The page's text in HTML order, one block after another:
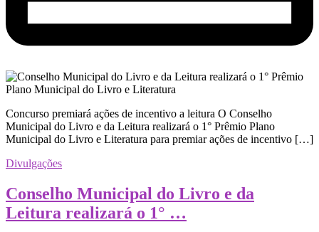
Concurso premiará ações de incentivo a leitura O Conselho
Municipal do Livro e da Leitura realizará o 1° Prêmio Plano
Municipal do Livro e Literatura para premiar ações de incentivo […]
Divulgações
Conselho Municipal do Livro e da
Leitura realizará o 1° …